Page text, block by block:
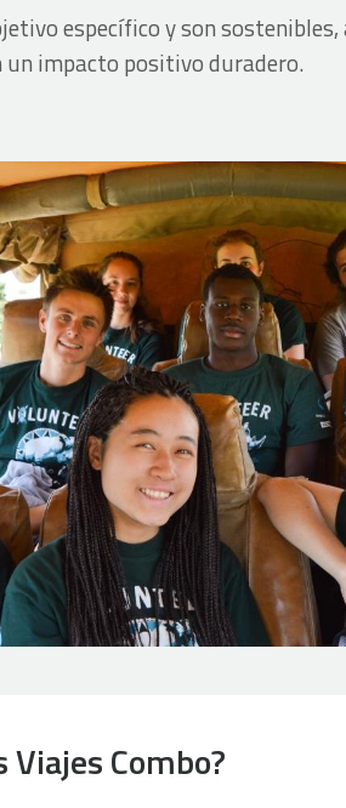
específico y son
impacto positivo duradero.
Combo?